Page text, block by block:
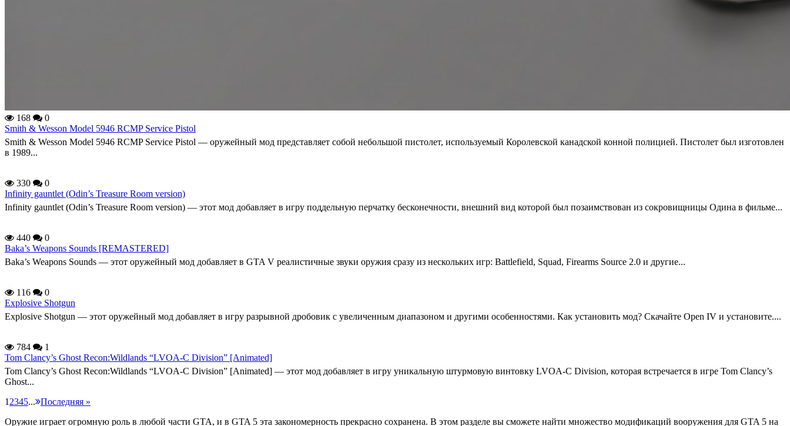
168
0
Smith & Wesson Model 5946 RCMP Service Pistol
Smith & Wesson Model 5946 RCMP Service Pistol — оружейный мод представляет собой небольшой пистолет, используемый Королевской канадской конной полицией. Пистолет был изготовлен
в 1989...
330
0
Infinity gauntlet (Odin’s Treasure Room version)
Infinity gauntlet (Odin’s Treasure Room version) — этот мод добавляет в игру поддельную перчатку бесконечности, внешний вид которой был позаимствован из сокровищницы Одина в фильме...
440
0
Baka’s Weapons Sounds [REMASTERED]
Baka’s Weapons Sounds — этот оружейный мод добавляет в GTA V реалистичные звуки оружия сразу из нескольких игр: Battlefield, Squad, Firearms Source 2.0 и другие...
116
0
Explosive Shotgun
Explosive Shotgun — этот оружейный мод добавляет в игру разрывной дробовик с увеличенным диапазоном и другими особенностями. Как установить мод? Скачайте Open IV и установите....
784
1
Tom Clancy’s Ghost Recon:Wildlands “LVOA-C Division” [Animated]
Tom Clancy’s Ghost Recon:Wildlands “LVOA-C Division” [Animated] — этот мод добавляет в игру уникальную штурмовую винтовку LVOA-C Division, которая встречается в игре Tom Clancy’s
Ghost...
1 2345... Последняя »
Оружие играет огромную роль в любой части GTA, и в GTA 5 эта закономерность прекрасно сохранена. В этом разделе вы сможете найти множество модификаций вооружения для GTA 5 на